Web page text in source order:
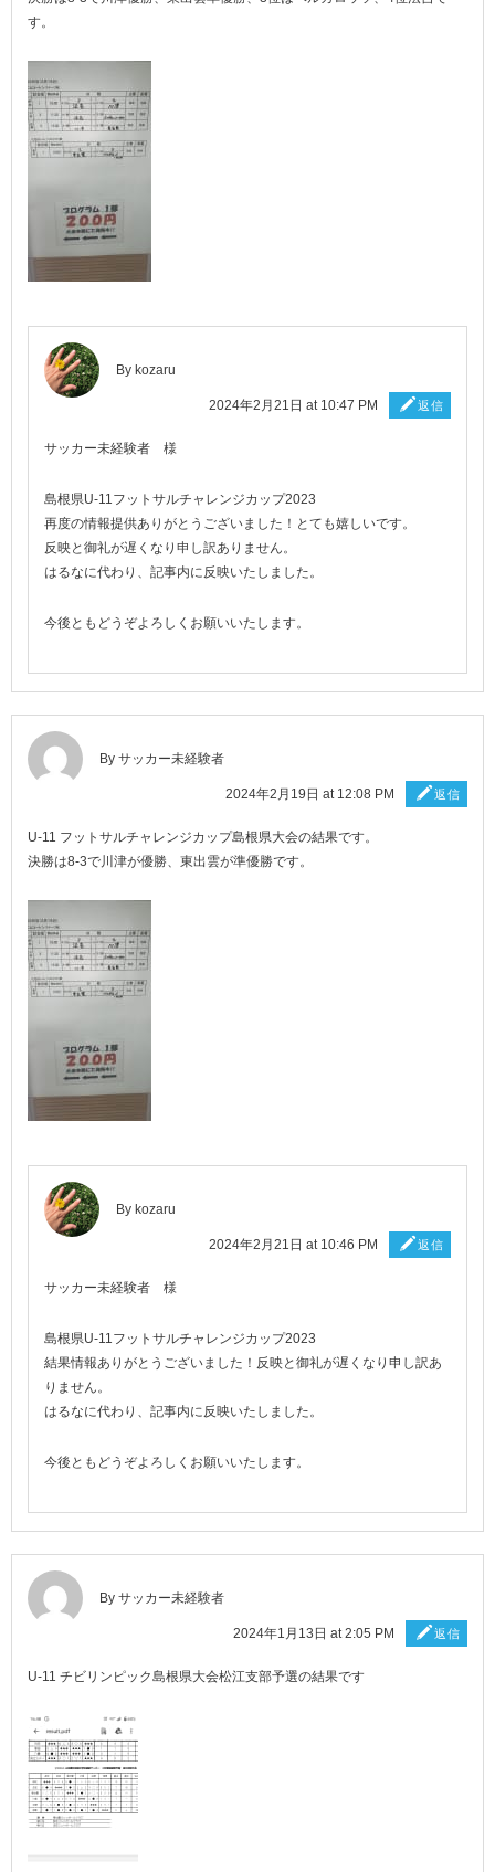
す。
By kozaru
2024年2月21日 at 10:47 PM 返信
サッカー未経験者 様
島根県U-11フットサルチャレンジカップ2023
再度の情報提供ありがとうございました！とても嬉しいです。
反映と御礼が遅くなり申し訳ありません。
はるなに代わり、記事内に反映いたしました。
今後ともどうぞよろしくお願いいたします。
By サッカー未経験者
2024年2月19日 at 12:08 PM 返信
U-11 フットサルチャレンジカップ島根県大会の結果です。
決勝は8-3で川津が優勝、東出雲が準優勝です。
By kozaru
2024年2月21日 at 10:46 PM 返信
サッカー未経験者 様
島根県U-11フットサルチャレンジカップ2023
結果情報ありがとうございました！反映と御礼が遅くなり申し訳あ
りません。
はるなに代わり、記事内に反映いたしました。
今後ともどうぞよろしくお願いいたします。
By サッカー未経験者
2024年1月13日 at 2:05 PM 返信
U-11 チビリンピック島根県大会松江支部予選の結果です